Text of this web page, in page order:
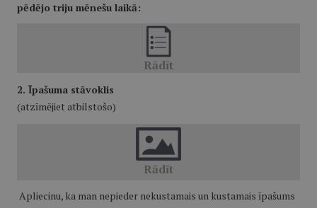
pēdējo triju mēnešu laikā:
2. Īpašuma stāvoklis
(atzīmējiet atbilstošo)
Apliecinu, ka man nepieder nekustamais un kustamais īpašums